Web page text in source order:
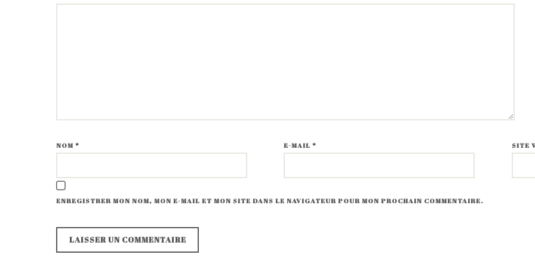
NOM* E-MAIL* SITE
ENREGISTRER MON NOM, MON E-MAIL ET MON SITE DANS LE NAVIGATEUR POUR MON PROCHAIN COMMENTAIRE.